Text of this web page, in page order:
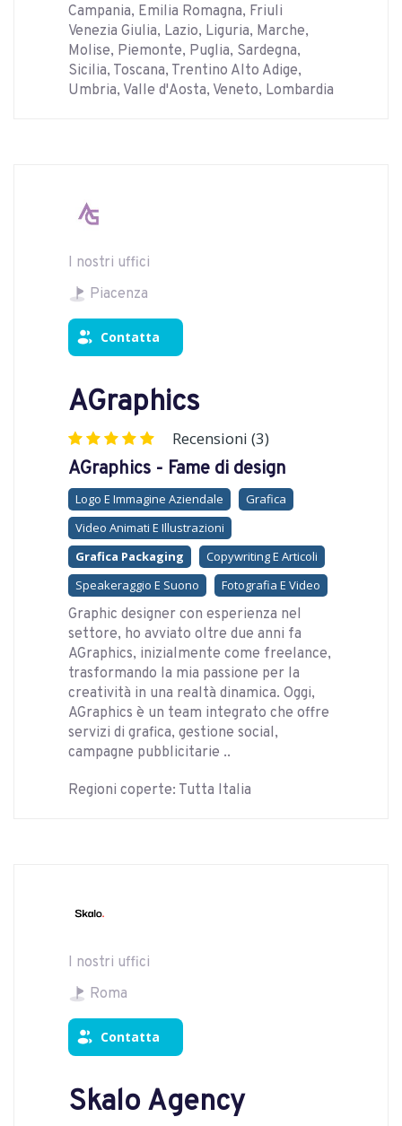
Campania, Emilia Romagna, Friuli
Venezia Giulia, Lazio, Liguria, Marche,
Molise, Piemonte, Puglia, Sardegna,
Sicilia, Toscana, Trentino Alto Adige,
Umbria, Valle d'Aosta, Veneto, Lombardia
I nostri uffici
Piacenza
Contatta
AGraphics
Recensioni (3)
AGraphics - Fame di design
Logo E Immagine Aziendale
Grafica
Video Animati E Illustrazioni
Grafica Packaging
Copywriting E Articoli
Speakeraggio E Suono
Fotografia E Video
Graphic designer con esperienza nel
settore, ho avviato oltre due anni fa
AGraphics, inizialmente come freelance,
trasformando la mia passione per la
creatività in una realtà dinamica. Oggi,
AGraphics è un team integrato che offre
servizi di grafica, gestione social,
campagne pubblicitarie ..
Regioni coperte: Tutta Italia
I nostri uffici
Roma
Contatta
Skalo Agency